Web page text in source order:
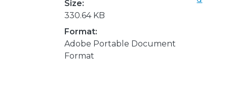
Size:
330.64 KB
Format:
Adobe Portable Document
Format